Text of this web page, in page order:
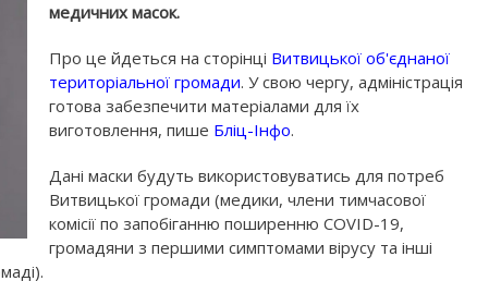
медичних масок.
Про це йдеться на сторінці Витвицької об'єднаної
територіальної громади. У свою чергу, адміністрація
готова забезпечити матеріалами для їх
виготовлення, пише Бліц-Інфо.
Дані маски будуть використовуватись для потреб
Витвицької громади (медики, члени тимчасової
комісії по запобіганню поширенню COVID-19,
громадяни з першими симптомами вірусу та інші